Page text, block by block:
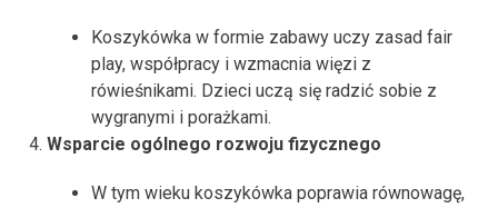
Koszykówka w formie zabawy uczy zasad fair
play, współpracy i wzmacnia więzi z
rówieśnikami. Dzieci uczą się radzić sobie z
wygranymi i porażkami.
Wsparcie ogólnego rozwoju fizycznego
W tym wieku koszykówka poprawia równowagę,